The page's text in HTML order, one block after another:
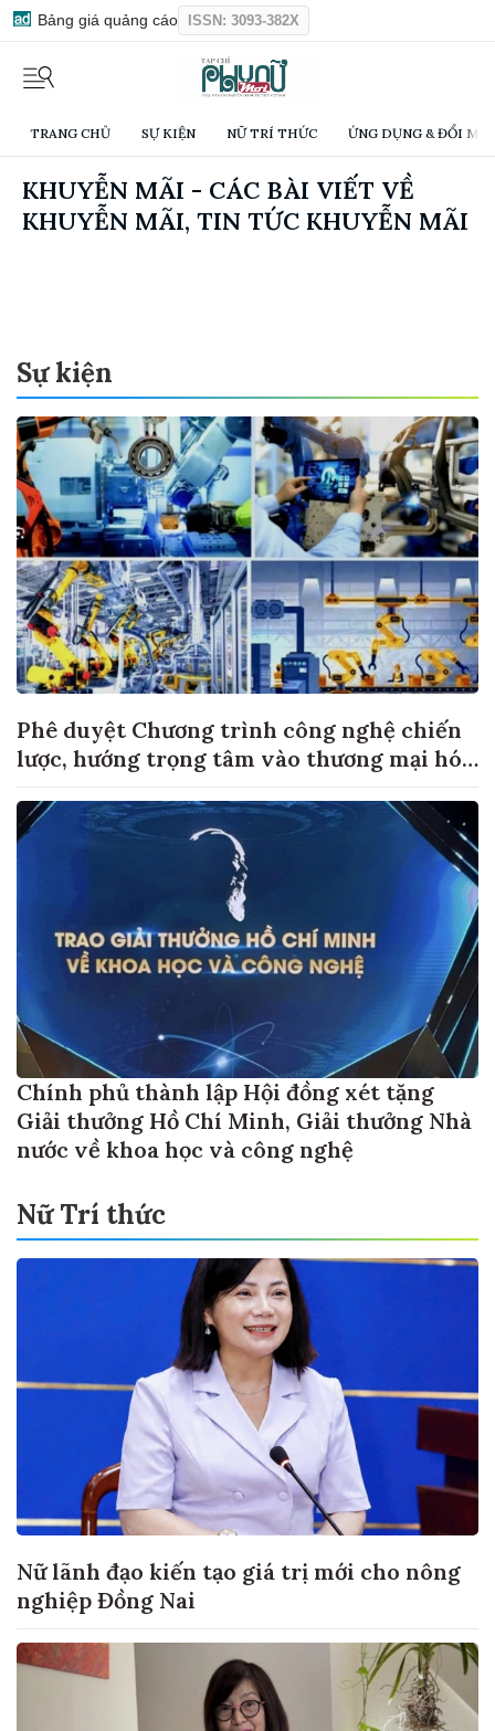
Bảng giá quảng cáo ISSN: 3093-382X
TRANG CHỦ SỰ KIỆN NỮ TRÍ THỨC ỨNG DỤNG & ĐỔI
KHUYỄN MÃI - CÁC BÀI VIẾT VỀ
KHUYỄN MÃI, TIN TỨC KHUYỄN MÃI
Sự kiện
Phê duyệt Chương trình công nghệ chiến
lược, hướng trọng tâm vào thương mại hóa
Chính phủ thành lập Hội đồng xét tặng
Giải thưởng Hồ Chí Minh, Giải thưởng Nhà
nước về khoa học và công nghệ
Nữ Trí thức
Nữ lãnh đạo kiến tạo giá trị mới cho nông
nghiệp Đồng Nai